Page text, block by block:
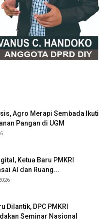
Agro Merapi Sembada Ikuti
Pangan di UGM
Ketua Baru PMKRI
AI dan Ruang...
Dilantik, DPC PMKRI
Seminar Nasional